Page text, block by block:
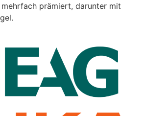
prämiert, darunter mit